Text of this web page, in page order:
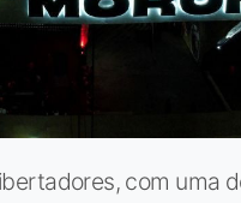
com uma